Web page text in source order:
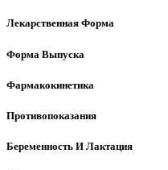
Лекарственная Форма
Форма Выпуска
Фармакокинетика
Противопоказания
Беременность И Лактация